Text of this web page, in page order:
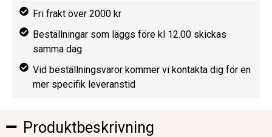
Fri frakt över 2000 kr
Beställningar som läggs före kl 12.00 skickas
samma dag
Vid beställningsvaror kommer vi kontakta dig för en
mer specifik leveranstid
Produktbeskrivning